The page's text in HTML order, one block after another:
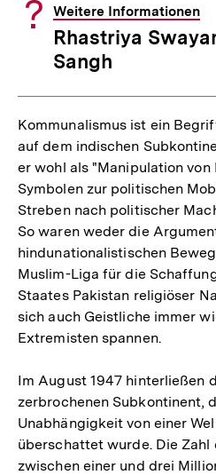
Weitere Informationen
Rhastriya
Sangh
Kommunalismus ist ein
auf dem indischen
er wohl als "Manipulation
Symbolen zur politischen
Streben nach politischer
So waren weder die
hindunationalistischen
Muslim-Liga für die
Staates Pakistan religiöser
sich auch Geistliche immer
Extremisten spannen.
Im August 1947 hinterließen
zerbrochenen Subkontinent,
Unabhängigkeit von einer
überschattet wurde. Die Zahl
zwischen einer und drei